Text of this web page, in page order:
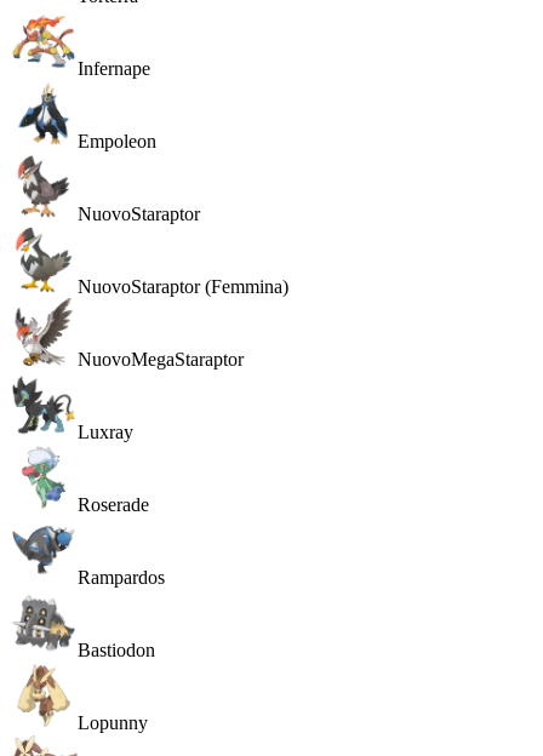
Infernape
Empoleon
NuovoStaraptor
NuovoStaraptor (Femmina)
NuovoMegaStaraptor
Luxray
Roserade
Rampardos
Bastiodon
Lopunny